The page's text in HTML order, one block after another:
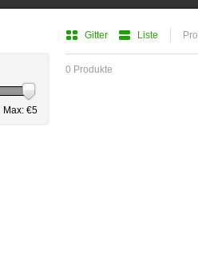
Gitter Liste
0 Produkte
Max: €5